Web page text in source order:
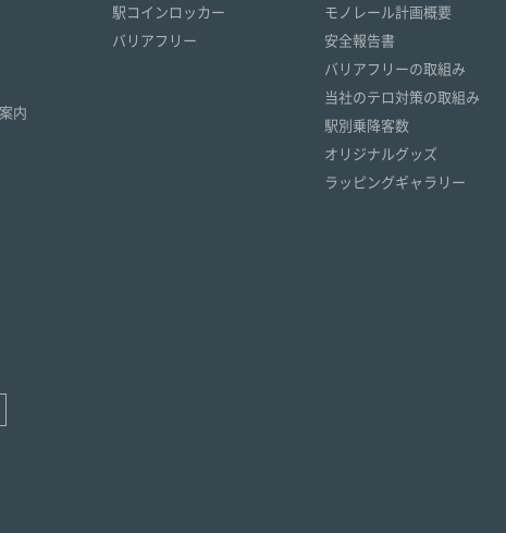
内
駅コインロッカー
バリアフリー
モノレール計画概要
安全報告書
バリアフリーの取組み
当社のテロ対策の取組み
駅別乗降客数
オリジナルグッズ
ラッピングギャラリー